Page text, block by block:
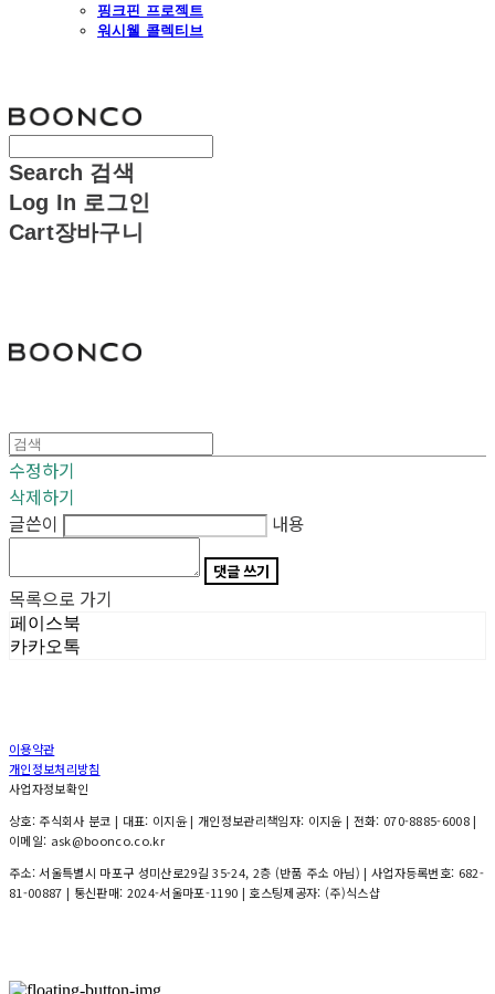
핑크핀 프로젝트
워시웰 콜렉티브
Search 검색
Log In 로그인
Cart장바구니
수정하기
삭제하기
글쓴이
내용
댓글 쓰기
목록으로 가기
페이스북
카카오톡
이용약관
개인정보처리방침
사업자정보확인
상호: 주식회사 분코 | 대표: 이지윤 | 개인정보관리책임자: 이지윤 | 전화: 070-8885-6008 |
이메일: ask@boonco.co.kr
주소: 서울특별시 마포구 성미산로29길 35-24, 2층 (반품 주소 아님) | 사업자등록번호: 682-
81-00887 | 통신판매: 2024-서울마포-1190 | 호스팅제공자: (주)식스샵